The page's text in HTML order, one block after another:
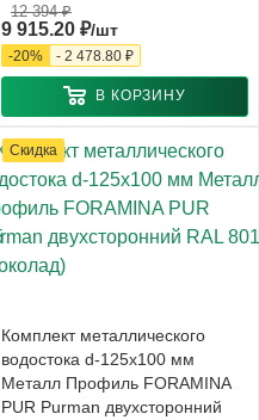
9 915.20 ₽/шт
12 394₽
-20% - 2 478.80 ₽
В КОРЗИНУ
Скидка
Комплект металлического
водостока d-125x100 мм
Металл Профиль FORAMINA
PUR Purman двухсторонний